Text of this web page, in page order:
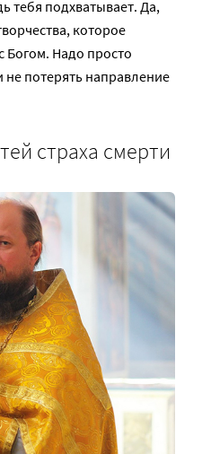
тебя подхватывает. Да,
которое
Богом. Надо просто
не потерять направление
страха смерти